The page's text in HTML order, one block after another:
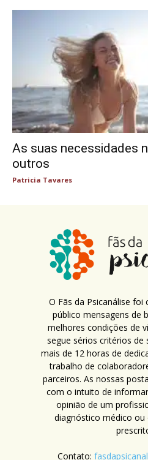
As suas necessidades
outros
Patricia Tavares
O Fãs da Psicanálise foi
público mensagens de
melhores condições de
segue sérios critérios de
mais de 12 horas de
trabalho de
parceiros. As nossas
com o intuito de
opinião de um
diagnóstico médico
Contato: